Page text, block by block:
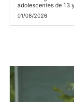
adolescentes de 13
01/08/2026